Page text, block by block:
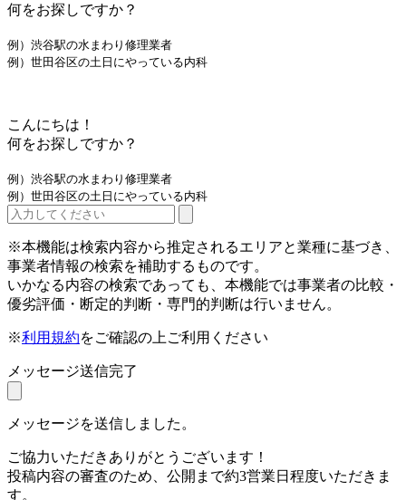
何をお探しですか？
例）渋谷駅の水まわり修理業者
例）世田谷区の土日にやっている内科
こんにちは！
何をお探しですか？
例）渋谷駅の水まわり修理業者
例）世田谷区の土日にやっている内科
※本機能は検索内容から推定されるエリアと業種に基づき、
事業者情報の検索を補助するものです。
いかなる内容の検索であっても、本機能では事業者の比較・
優劣評価・断定的判断・専門的判断は行いません。
※利用規約をご確認の上ご利用ください
メッセージ送信完了
メッセージを送信しました。
ご協力いただきありがとうございます！
投稿内容の審査のため、公開まで約3営業日程度いただきま
す。